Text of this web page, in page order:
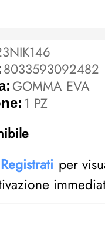
8033593092482
GOMMA EVA
1 PZ
Registrati per